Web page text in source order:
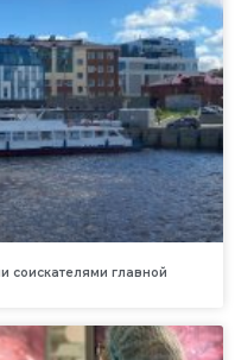
соискателями главной